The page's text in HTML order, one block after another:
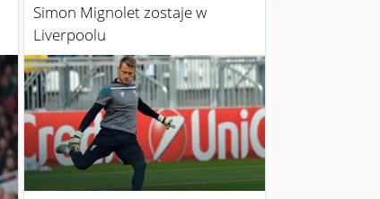
Simon Mignolet zostaje w
Liverpoolu